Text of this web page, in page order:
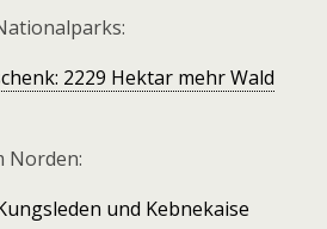
2229 Hektar mehr Wald
Norden:
und Kebnekaise